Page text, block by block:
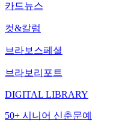
카드뉴스
컷&칼럼
브라보스페셜
브라보리포트
DIGITAL LIBRARY
50+ 시니어 신춘문예